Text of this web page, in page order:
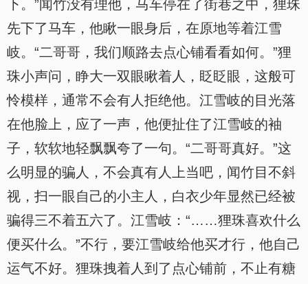
下。”闻竹没有理他，马车停在了街巷之中，狸珠
先下了马车，他瞅一眼身后，在原地等着江雪
岐。“二哥哥，我们顺路去点心铺看看如何。”狸
珠小声问，睁大一双眼瞅着人，眨眨眼，这般可
怜模样，通常不会有人拒绝他。江雪岐的目光落
在他脸上，应了一声，他便扯住了江雪岐的袖
子，软软地轻飘飘夸了一句。“二哥哥真好。”这
么明显的骗人，不会真有人上当吧，闻竹目不斜
视，扫一眼自己的小主人，白衣少年显然已经被
骗得三不着五六了。江雪岐：“……狸珠喜欢什么
便买什么。”不行，要江雪岐给他买才行，他自己
运气不好。狸珠拽着人到了点心铺前，不止有糖